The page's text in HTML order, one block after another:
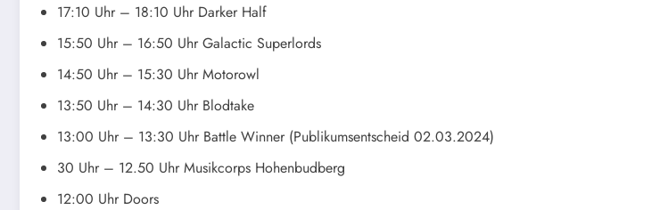
17:10 Uhr – 18:10 Uhr Darker Half
15:50 Uhr – 16:50 Uhr Galactic Superlords
14:50 Uhr – 15:30 Uhr Motorowl
13:50 Uhr – 14:30 Uhr Blodtake
13:00 Uhr – 13:30 Uhr Battle Winner (Publikumsentscheid 02.03.2024)
30 Uhr – 12.50 Uhr Musikcorps Hohenbudberg
12:00 Uhr Doors